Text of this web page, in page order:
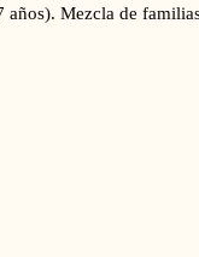
Mezcla de